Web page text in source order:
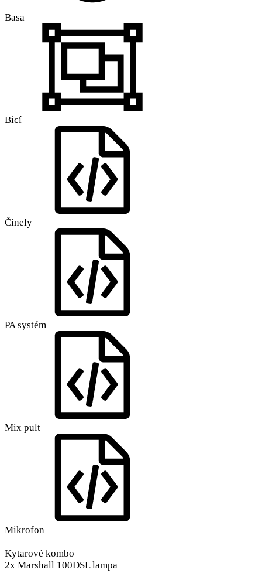
Basa
Bicí
Činely
PA systém
Mix pult
Mikrofon
Kytarové kombo
2x Marshall 100DSL lampa